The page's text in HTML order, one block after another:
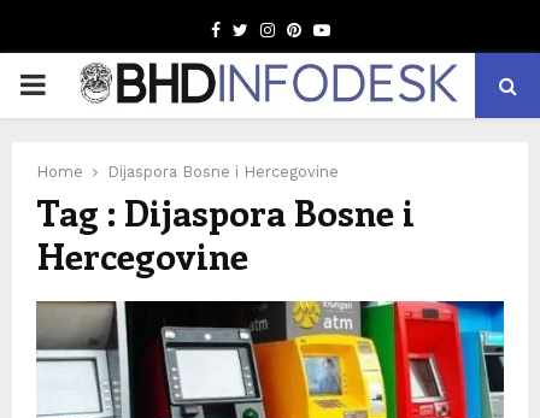
Facebook
TwitterInstagram
Pinterest
Youtube
PRIMARY
Home Dijaspora Bosne i Hercegovine
Tag : Dijaspora Bosne i
Hercegovine